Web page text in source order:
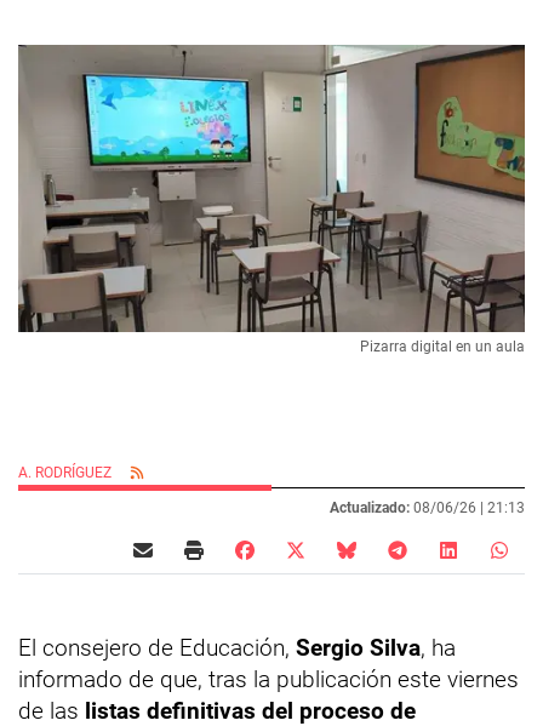
Pizarra digital en un aula
A. RODRÍGUEZ
Actualizado: 08/06/26 | 21:13
El consejero de Educación, Sergio Silva, ha
informado de que, tras la publicación este viernes
de las listas definitivas del proceso de